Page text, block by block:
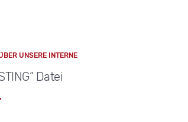
UNSERE INTERNE
Datei